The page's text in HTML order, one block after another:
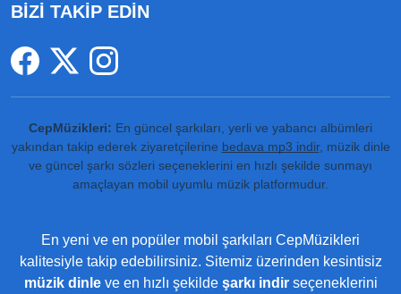
BİZİ TAKİP EDİN
CepMüzikleri: En güncel şarkıları, yerli ve yabancı albümleri
yakından takip ederek ziyaretçilerine bedava mp3 indir, müzik dinle
ve güncel şarkı sözleri seçeneklerini en hızlı şekilde sunmayı
amaçlayan mobil uyumlu müzik platformudur.
En yeni ve en popüler mobil şarkıları CepMüzikleri
kalitesiyle takip edebilirsiniz. Sitemiz üzerinden kesintisiz
müzik dinleve en hızlı şekilde şarkı indirseçeneklerini